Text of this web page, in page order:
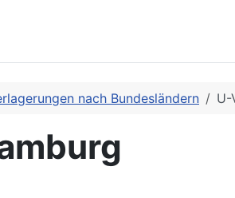
nach Bundesländern U-